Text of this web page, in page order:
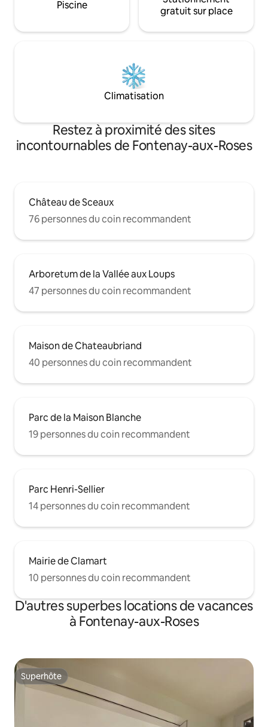
Piscine
gratuit sur place
Climatisation
Restez à proximité des sites
incontournables de Fontenay-aux-Roses
Château de Sceaux
76 personnes du coin recommandent
Arboretum de la Vallée aux Loups
47 personnes du coin recommandent
Maison de Chateaubriand
40 personnes du coin recommandent
Parc de la Maison Blanche
19 personnes du coin recommandent
Parc Henri-Sellier
14 personnes du coin recommandent
Mairie de Clamart
10 personnes du coin recommandent
D'autres superbes locations de vacances
à Fontenay-aux-Roses
Superhôte
Superhôte